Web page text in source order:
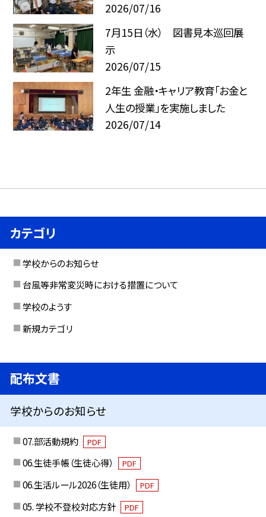
2026/07/16
7月15日（水） 図書見本巡回展
示
2026/07/15
2年生 金融・キャリア教育「お金と
人生の授業」を実施しました
2026/07/14
カテゴリ
学校からのお知らせ
台風等非常変災時における措置について
学校のようす
新規カテゴリ
配布文書
学校からのお知らせ
07.部活動規約 PDF
06.生徒手帳（生徒心得） PDF
06.生活ルール2026（生徒用） PDF
05. 学校不登校対応方針 PDF